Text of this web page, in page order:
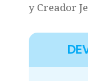
y Creador